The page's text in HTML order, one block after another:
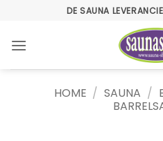
inhoud
DE SAUNA
HOME / SAUNA /